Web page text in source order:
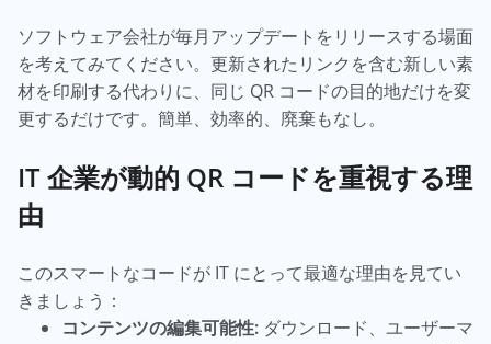
ソフトウェア会社が毎月アップデートをリリースする場面
を考えてみてください。更新されたリンクを含む新しい素
材を印刷する代わりに、同じ QR コードの目的地だけを変
更するだけです。簡単、効率的、廃棄もなし。
IT 企業が動的 QR コードを重視する理
由
このスマートなコードが IT にとって最適な理由を見てい
きましょう：
コンテンツの編集可能性: ダウンロード、ユーザーマ